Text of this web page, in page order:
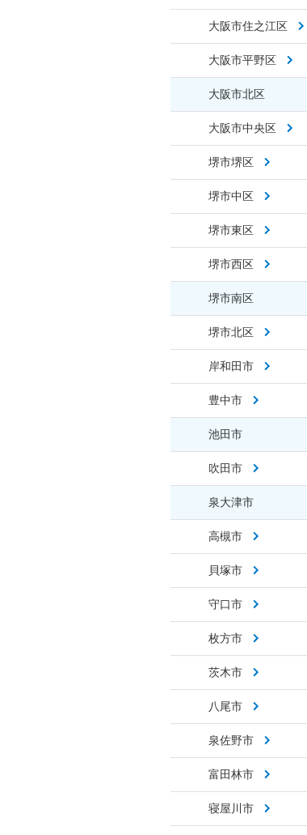
大阪市住之江区
大阪市平野区
大阪市北区
大阪市中央区
堺市堺区
堺市中区
堺市東区
堺市西区
堺市南区
堺市北区
岸和田市
豊中市
池田市
吹田市
泉大津市
高槻市
貝塚市
守口市
枚方市
茨木市
八尾市
泉佐野市
富田林市
寝屋川市